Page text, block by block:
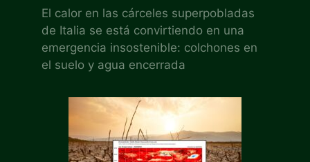
El calor en las cárceles superpobladas
de Italia se está convirtiendo en una
emergencia insostenible: colchones en
el suelo y agua encerrada